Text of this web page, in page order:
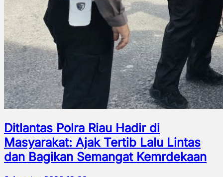
Ditlantas Polra Riau Hadir di
Masyarakat: Ajak Tertib Lalu Lintas
dan Bagikan Semangat Kemrdekaan